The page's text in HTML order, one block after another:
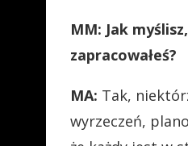
MM: Jak
zapracowałeś?
MA: Tak,
wyrzeczeń,